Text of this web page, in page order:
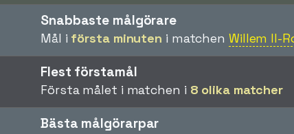
Snabbaste målgörare
Mål i första minuten i matchen Willem II-
Flest förstamål
Första målet i matchen i 8 olika matcher
Bästa målgörarpar